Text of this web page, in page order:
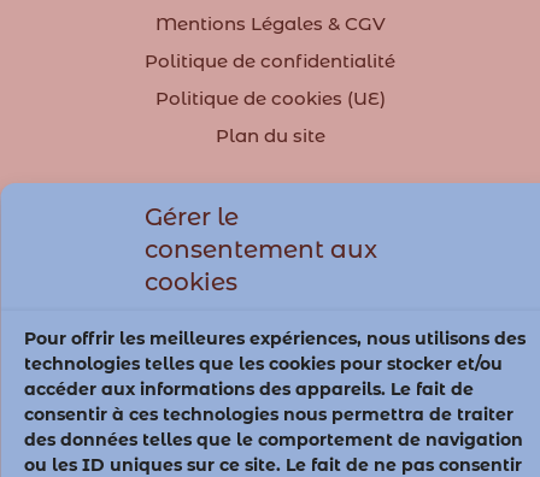
Gérer le
consentement aux
cookies
Pour offrir les meilleures expériences, nous utilisons des
technologies telles que les cookies pour stocker et/ou
accéder aux informations des appareils. Le fait de
consentir à ces technologies nous permettra de traiter
des données telles que le comportement de navigation
ou les ID uniques sur ce site. Le fait de ne pas consentir
Mentions Légales & CGV
Politique de confidentialité
Politique de cookies (UE)
Plan du site
Membre du
© Inspire 2023